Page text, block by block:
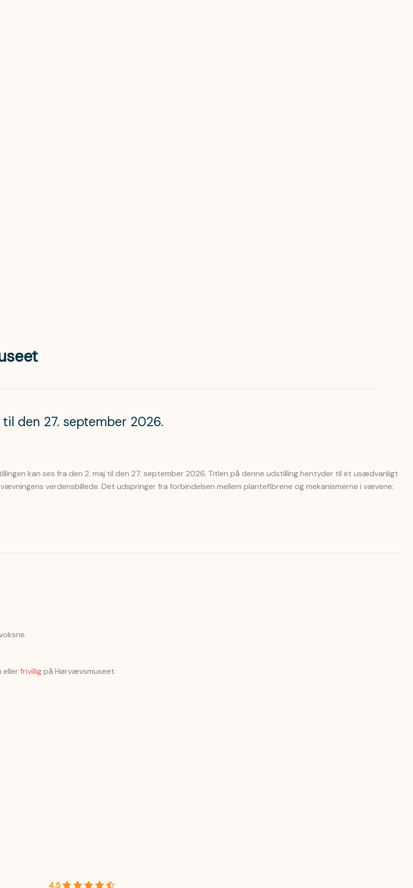
den 27. september 2026.
kan ses fra den 2. maj til den 27. september 2026. Titlen på denne udstilling hentyder til et usædvanligt
verdensbillede. Det udspringer fra forbindelsen mellem plantefibrene og mekanismerne i vævene:
ellerfrivilligpå Hørvævsmuseet.
4.5